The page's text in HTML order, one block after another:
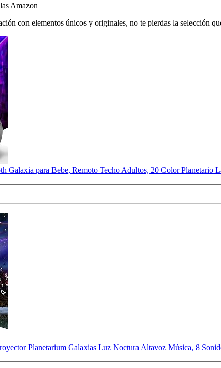
Amazon
con elementos únicos y originales, no te pierdas la selección
Galaxia para Bebe, Remoto Techo Adultos, 20 Color Planetario
Planetarium Galaxias Luz Noctura Altavoz Música, 8